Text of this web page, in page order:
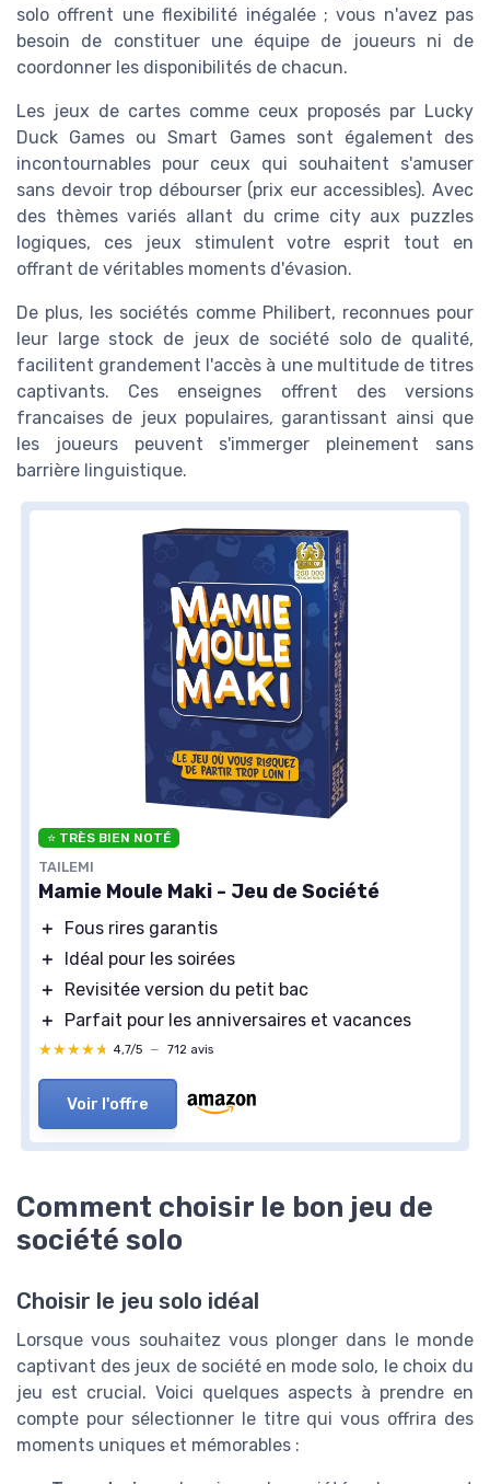
solo offrent une flexibilité inégalée ; vous n'avez pas
besoin de constituer une équipe de joueurs ni de
coordonner les disponibilités de chacun.
Les jeux de cartes comme ceux proposés par Lucky
Duck Games ou Smart Games sont également des
incontournables pour ceux qui souhaitent s'amuser
sans devoir trop débourser (prix eur accessibles). Avec
des thèmes variés allant du crime city aux puzzles
logiques, ces jeux stimulent votre esprit tout en
offrant de véritables moments d'évasion.
De plus, les sociétés comme Philibert, reconnues pour
leur large stock de jeux de société solo de qualité,
facilitent grandement l'accès à une multitude de titres
captivants. Ces enseignes offrent des versions
francaises de jeux populaires, garantissant ainsi que
les joueurs peuvent s'immerger pleinement sans
barrière linguistique.
⭐ TRÈS BIEN NOTÉ
TAILEMI
Mamie Moule Maki - Jeu de Société
＋
Fous rires garantis
＋
Idéal pour les soirées
＋
Revisitée version du petit bac
＋
Parfait pour les anniversaires et vacances
★★★★★
★★★★★ 4,7/5 — 712 avis
Voir l'offre
Comment choisir le bon jeu de
société solo
Choisir le jeu solo idéal
Lorsque vous souhaitez vous plonger dans le monde
captivant des jeux de société en mode solo, le choix du
jeu est crucial. Voici quelques aspects à prendre en
compte pour sélectionner le titre qui vous offrira des
moments uniques et mémorables :